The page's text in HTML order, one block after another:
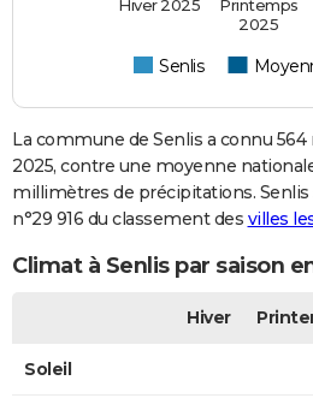
Senlis
Hiver 2025
Printemps
2025
La commune de Senlis a connu
2025, contre une moyenne
millimètres de précipitations. Senlis
n°29 916 du classement des villes
Climat à Senlis par saison
Hiver
Soleil